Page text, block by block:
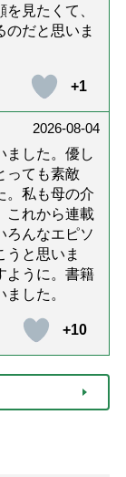
見たくて、
のだと思いま
+1
2026-08-04
ました。優し
っても素敵
。私も母の介
これから連載
ろんなエピソ
うと思いま
ように。書籍
した。
+10